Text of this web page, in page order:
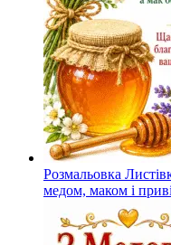
Розмальовка
медом, маком і